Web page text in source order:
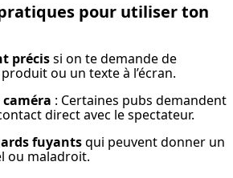
pour utiliser ton
précis si on te demande de
ou un texte à l’écran.
caméra : Certaines pubs demandent
direct avec le spectateur.
fuyants qui peuvent donner un
ou maladroit.